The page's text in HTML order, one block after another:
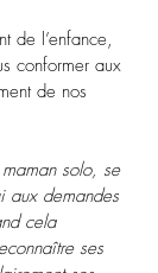
de l’enfance,
conformer aux
de nos
solo, se
aux demandes
cela
ses